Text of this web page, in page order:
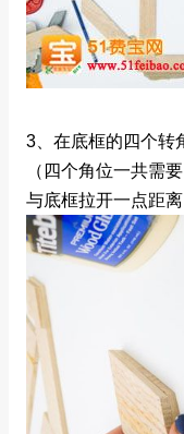
3、在底框的四个转
（四个角位一共需
与底框拉开一点距